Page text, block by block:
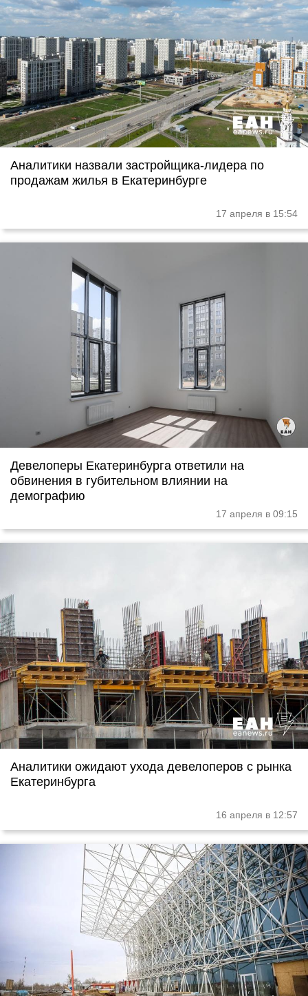
Аналитики назвали застройщика-лидера по
продажам жилья в Екатеринбурге
17 апреля в 15:54
Девелоперы Екатеринбурга ответили на
обвинения в губительном влиянии на
демографию
17 апреля в 09:15
Аналитики ожидают ухода девелоперов с рынка
Екатеринбурга
16 апреля в 12:57